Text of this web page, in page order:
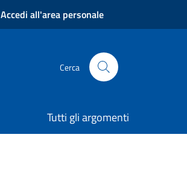
Accedi all'area personale
Cerca
Tutti gli argomenti